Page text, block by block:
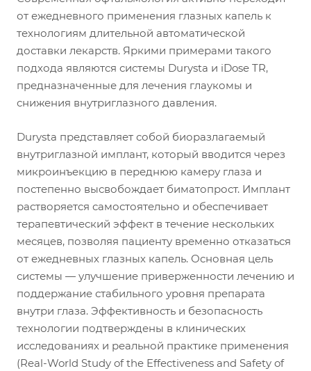
от ежедневного применения глазных капель к
технологиям длительной автоматической
доставки лекарств. Яркими примерами такого
подхода являются системы Durysta и iDose TR,
предназначенные для лечения глаукомы и
снижения внутриглазного давления.
Durysta представляет собой биоразлагаемый
внутриглазной имплант, который вводится через
микроинъекцию в переднюю камеру глаза и
постепенно высвобождает биматопрост. Имплант
растворяется самостоятельно и обеспечивает
терапевтический эффект в течение нескольких
месяцев, позволяя пациенту временно отказаться
от ежедневных глазных капель. Основная цель
системы — улучшение приверженности лечению и
поддержание стабильного уровня препарата
внутри глаза. Эффективность и безопасность
технологии подтверждены в клинических
исследованиях и реальной практике применения
(Real-World Study of the Effectiveness and Safety of